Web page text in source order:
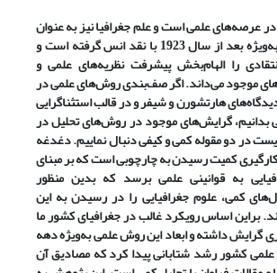
در عرصه‌های علمی است و علم جغرافیا نیز به عنوان
یک علم ریشه‌دار به‌ویژه بعد از سال 1923 با نقد انس گرفته است و
را الهام‌بخش پیشرفت نظریه‌های علمی و
موجود می‌داند. اگر صف‌بندی روش‌های علمی در
دیدگاه‌های هارتشورن و شیفر و در قالب استثناگرایی
بدانیم، گرایش‌های موجود در روش‌های تحلیل در
در دو مقوله کمی و کیفی دنبال نماییم. دغدغه
کمیت رسیدن به چارچوبی است که بر مبنای
به قوانینی علمی برسد که بدین منظور
کمی، علوم جغرافیایی را در رسیدن به این
براین اساس رویکرد غالب در جغرافیای کشور ما
گرایش داشته و ابعاد این روش علمی به‌ویژه دهه
علمی کشور رشد شتابانی پیدا کرد که مصادیق آن